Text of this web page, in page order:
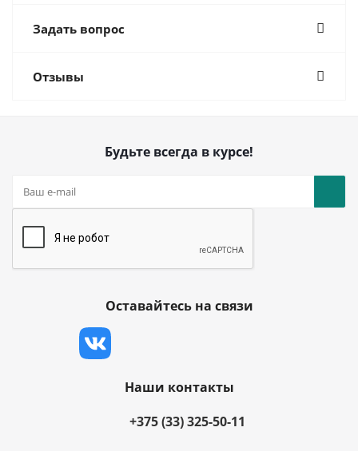
Задать вопрос
Отзывы
Будьте всегда в курсе!
Оставайтесь на связи
Наши контакты
+375 (33) 325-50-11